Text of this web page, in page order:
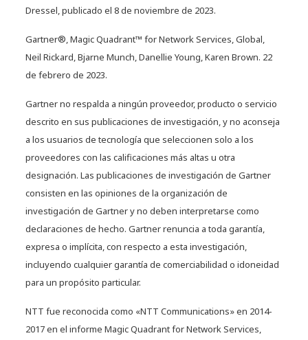
Dressel, publicado el 8 de noviembre de 2023.
Gartner®, Magic Quadrant™ for Network Services, Global,
Neil Rickard, Bjarne Munch, Danellie Young, Karen Brown. 22
de febrero de 2023.
Gartner no respalda a ningún proveedor, producto o servicio
descrito en sus publicaciones de investigación, y no aconseja
a los usuarios de tecnología que seleccionen solo a los
proveedores con las calificaciones más altas u otra
designación. Las publicaciones de investigación de Gartner
consisten en las opiniones de la organización de
investigación de Gartner y no deben interpretarse como
declaraciones de hecho. Gartner renuncia a toda garantía,
expresa o implícita, con respecto a esta investigación,
incluyendo cualquier garantía de comerciabilidad o idoneidad
para un propósito particular.
NTT fue reconocida como «NTT Communications» en 2014-
2017 en el informe Magic Quadrant for Network Services,